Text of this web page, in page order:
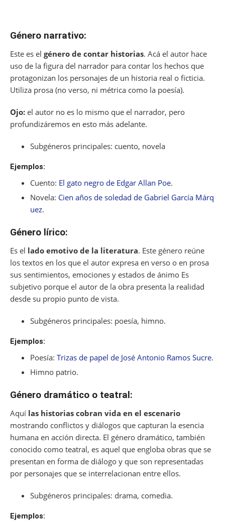
Género narrativo:
Este es el género de contar historias. Acá el autor hace
uso de la figura del narrador para contar los hechos que
protagonizan los personajes de un historia real o ficticia.
Utiliza prosa (no verso, ni métrica como la poesía).
Ojo: el autor no es lo mismo que el narrador, pero
profundizáremos en esto más adelante.
Subgéneros principales: cuento, novela
Ejemplos:
Cuento: El gato negro de Edgar Allan Poe.
Novela: Cien años de soledad de Gabriel García Márq
uez.
Género lírico:
Es el lado emotivo de la literatura. Este género reúne
los textos en los que el autor expresa en verso o en prosa
sus sentimientos, emociones y estados de ánimo Es
subjetivo porque el autor de la obra presenta la realidad
desde su propio punto de vista.
Subgéneros principales: poesía, himno.
Ejemplos:
Poesía: Trizas de papel de José Antonio Ramos Sucre.
Himno patrio.
Género dramático o teatral:
Aquí las historias cobran vida en el escenario
mostrando conflictos y diálogos que capturan la esencia
humana en acción directa. El género dramático, también
conocido como teatral, es aquel que engloba obras que se
presentan en forma de diálogo y que son representadas
por personajes que se interrelacionan entre ellos.
Subgéneros principales: drama, comedia.
Ejemplos: